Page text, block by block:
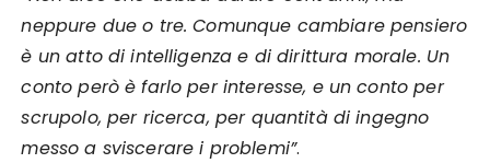
neppure due o tre. Comunque cambiare pensiero
è un atto di intelligenza e di dirittura morale. Un
conto però è farlo per interesse, e un conto per
scrupolo, per ricerca, per quantità di ingegno
messo a sviscerare i problemi”.